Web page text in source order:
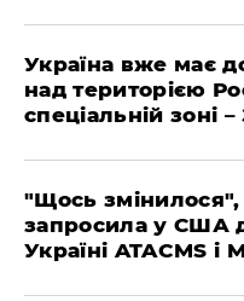
Україна вже має
над територією
спеціальній зоні –
"Щось змінилося",
запросила у США
Україні ATACMS і